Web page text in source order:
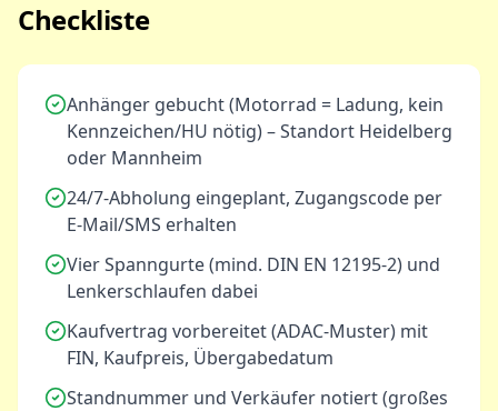
Checkliste
Anhänger gebucht (Motorrad = Ladung, kein
Kennzeichen/HU nötig) – Standort Heidelberg
oder Mannheim
24/7-Abholung eingeplant, Zugangscode per
E-Mail/SMS erhalten
Vier Spanngurte (mind. DIN EN 12195-2) und
Lenkerschlaufen dabei
Kaufvertrag vorbereitet (ADAC-Muster) mit
FIN, Kaufpreis, Übergabedatum
Standnummer und Verkäufer notiert (großes